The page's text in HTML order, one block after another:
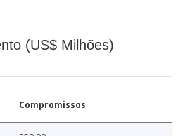
(US$ Milhões)
Compromissos